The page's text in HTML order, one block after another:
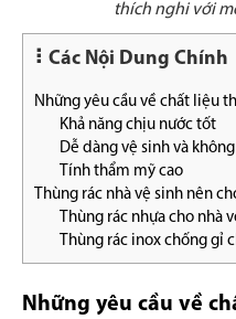
thích nghi với
Các Nội Dung Chính
Những yêu cầu về chất liệu
Khả năng chịu nước tốt
Dễ dàng vệ sinh và
Tính thẩm mỹ cao
Thùng rác nhà vệ sinh nên
Thùng rác nhựa cho nhà
Thùng rác inox chống gỉ
Những yêu cầu về